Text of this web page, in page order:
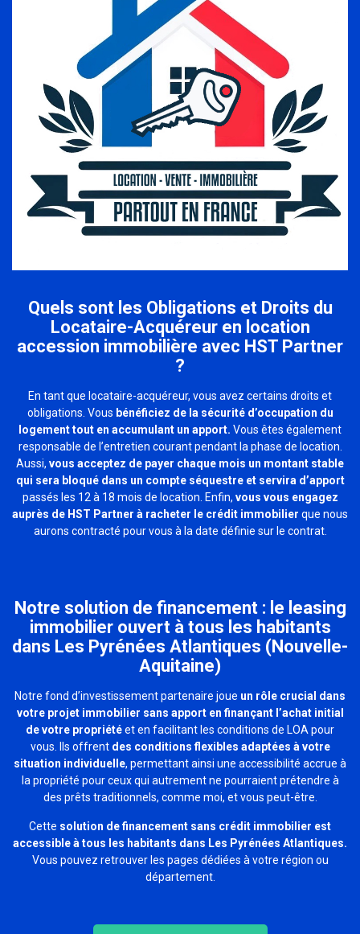
Quels sont les Obligations et Droits du
Locataire-Acquéreur en location
accession immobilière avec HST Partner
?
En tant que locataire-acquéreur, vous avez certains droits et
obligations. Vous bénéficiez de la sécurité d’occupation du
logement tout en accumulant un apport. Vous êtes également
responsable de l’entretien courant pendant la phase de location.
Aussi, vous acceptez de payer chaque mois un montant stable
qui sera bloqué dans un compte séquestre et servira d’apport
passés les 12 à 18 mois de location. Enfin, vous vous engagez
auprès de HST Partner à racheter le crédit immobilier que nous
aurons contracté pour vous à la date définie sur le contrat.
Notre solution de financement : le leasing
immobilier ouvert à tous les habitants
dans Les Pyrénées Atlantiques (Nouvelle-
Aquitaine)
Notre fond d’investissement partenaire joue un rôle crucial dans
votre projet immobilier sans apport en finançant l’achat initial
de votre propriétéet en facilitant les conditions de LOA pour
vous. Ils offrent des conditions flexibles adaptées à votre
situation individuelle, permettant ainsi une accessibilité accrue à
la propriété pour ceux qui autrement ne pourraient prétendre à
des prêts traditionnels, comme moi, et vous peut-être.
Cette solution de financement sans crédit immobilier est
accessible à tous les habitants dans Les Pyrénées Atlantiques.
Vous pouvez retrouver les pages dédiées à votre région ou
département.